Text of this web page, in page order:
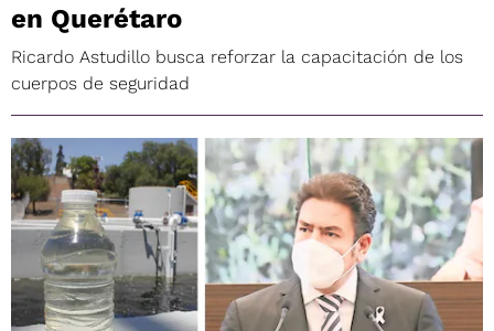
en Querétaro
Ricardo Astudillo busca reforzar la capacitación de los
cuerpos de seguridad